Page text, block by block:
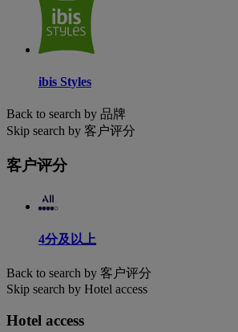
ibis Styles
Back to search by 品牌
Skip search by 客户评分
客户评分
4分及以上
Back to search by 客户评分
Skip search by Hotel access
Hotel access